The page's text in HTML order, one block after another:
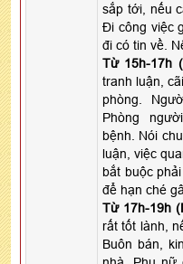
sắp tới, nếu
Đi công việc
đi có tin về.
Từ 15h-17h
tranh luận,
phòng.
Phòng
bệnh. Nói
luận, việc
bắt buộc
để hạn ché
Từ 17h-19h
rất tốt lành,
Buôn bán,